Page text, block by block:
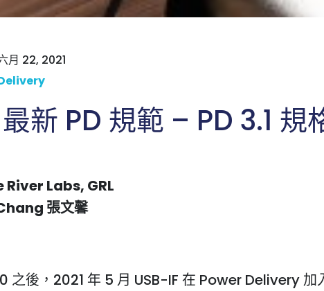
月 22, 2021
新 PD 規範 – PD 3.1 規
Labs, GRL
張文馨
之後，2021 年 5 月 USB-IF 在 Power Delivery 加